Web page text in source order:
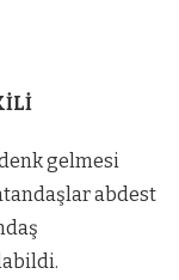
gelmesi
abdest